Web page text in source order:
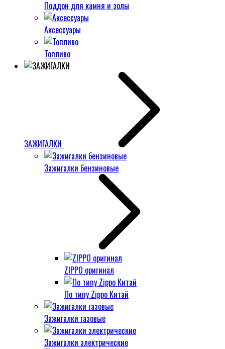
Поддон для камня и золы
Аксессуары
Топливо
ЗАЖИГАЛКИ
Зажигалки бензиновые
ZIPPO оригинал
По типу Zippo Китай
Зажигалки газовые
Зажигалки электрические